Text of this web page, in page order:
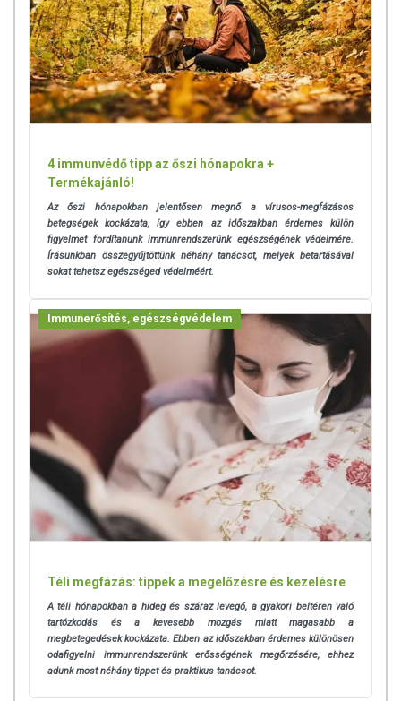
4 immunvédő tipp az őszi hónapokra +
Termékajánló!
Az őszi hónapokban jelentősen megnő a vírusos-megfázásos
betegségek kockázata, így ebben az időszakban érdemes külön
figyelmet fordítanunk immunrendszerünk egészségének védelmére.
Írásunkban összegyűjtöttünk néhány tanácsot, melyek betartásával
sokat tehetsz egészséged védelméért.
Immunerősítés, egészségvédelem
Téli megfázás: tippek a megelőzésre és kezelésre
A téli hónapokban a hideg és száraz levegő, a gyakori beltéren való
tartózkodás és a kevesebb mozgás miatt magasabb a
megbetegedések kockázata. Ebben az időszakban érdemes különösen
odafigyelni immunrendszerünk erősségének megőrzésére, ehhez
adunk most néhány tippet és praktikus tanácsot.